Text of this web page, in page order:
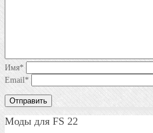
Имя*
Email*
Моды для FS 22